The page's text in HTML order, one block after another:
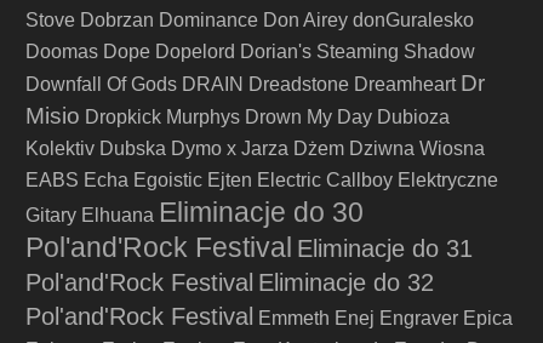
Stove Dobrzan Dominance Don Airey donGuralesko
Doomas Dope Dopelord Dorian's Steaming Shadow
Downfall Of Gods DRAIN Dreadstone Dreamheart Dr
Misio Dropkick Murphys Drown My Day Dubioza
Kolektiv Dubska Dymo x Jarza Dżem Dziwna Wiosna
EABS Echa Egoistic Ejten Electric Callboy Elektryczne
Gitary Elhuana Eliminacje do 30
Pol'and'Rock Festival Eliminacje do 31
Pol'and'Rock Festival Eliminacje do 32
Pol'and'Rock Festival Emmeth Enej Engraver Epica